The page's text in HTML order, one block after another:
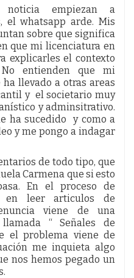
empiezan a
el whatsapp arde. Mis
sobre que significa
que mi licenciatura en
explicarles el contexto
entienden que mi
llevado a otras areas
y el societario muy
y adminsitrativo.
ha sucedido y como a
y me pongo a indagar
de todo tipo, que
Carmena que si esto
En el proceso de
en leer articulos de
viene de una
“ Señales de
el problema viene de
me inquieta algo
nos hemos pegado un